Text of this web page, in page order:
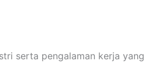
serta pengalaman kerja yang